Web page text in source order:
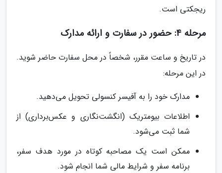
ریجکتی است.
مرحله 4: حضور در سفارت و ارائه مدارک
در تاریخ و ساعت مقرر، شخصاً در محل سفارت حاضر شوید.
در این مرحله:
مدارک خود را به آفیسر کنسولی تحویل می‌دهید.
اطلاعات بیومتریک (انگشت‌نگاری و عکس‌برداری) از
شما ثبت می‌شود.
ممکن است یک مصاحبه کوتاه در مورد هدف سفر،
برنامه سفر و شرایط مالی شما انجام شود.